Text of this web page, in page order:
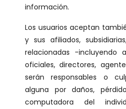
información.
Los usuarios aceptan
y sus afiliados,
relacionadas -
oficiales, directores,
serán responsables o
alguna por daños,
computadora del